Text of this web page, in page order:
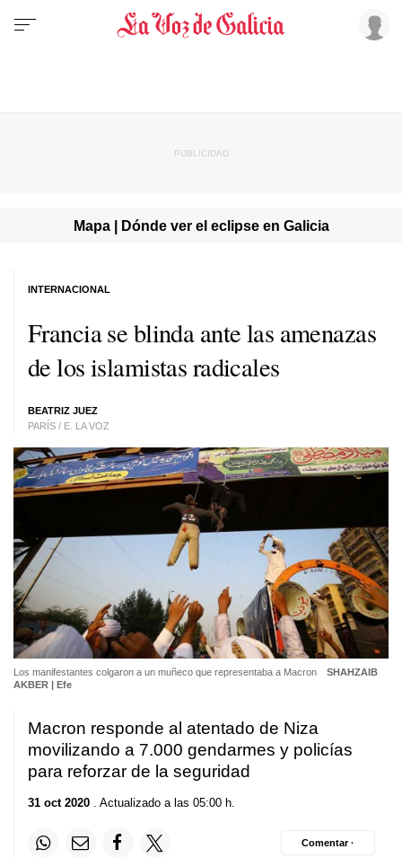
Mapa | Dónde ver el eclipse en Galicia
Francia se blinda ante las amenazas
de los islamistas radicales
BEATRIZ JUEZ
PARÍS / E. LA VOZ
INTERNACIONAL
Los manifestantes colgaron a un muñeco que representaba a Macron
SHAHZAIB
AKBER | Efe
Macron responde al atentado de Niza
movilizando a 7.000 gendarmes y policías
para reforzar de la seguridad
31 oct 2020 . Actualizado a las 05:00 h.
Comentar ·